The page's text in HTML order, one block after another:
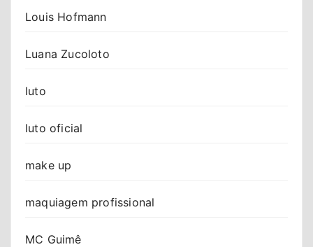
Louis Hofmann
Luana Zucoloto
luto
luto oficial
make up
maquiagem profissional
MC Guimê